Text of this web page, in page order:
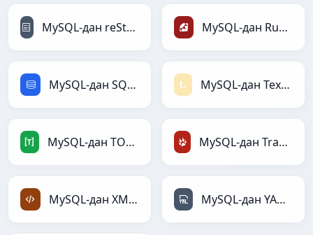
MySQL-дан reStructuredText-ға MySQL-дан Ruby-ға
MySQL-дан SQL-ға MySQL-дан Textile-ға
MySQL-дан TOML-ға MySQL-дан TracWiki-ға
MySQL-дан XML-ға MySQL-дан YAML-ға